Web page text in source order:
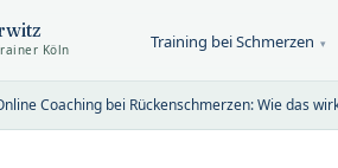
Köln Training bei Schmerzen ▾
Coaching bei Rückenschmerzen: Wie das